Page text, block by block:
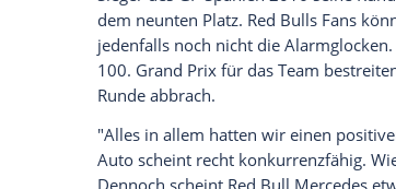
TeamkollegeValtteri Bottas
ersten Runs mit den
gewesen. Auf der
hatteHamilton
das erste Team, das auf die
etwas länger Zeit.